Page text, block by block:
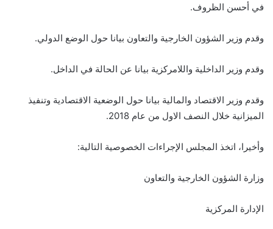
في أحسن الظروف.
وقدم وزير الشؤون الخارجية والتعاون بيانا حول الوضع الدولي.
وقدم وزير الداخلية واللامركزية بيانا عن الحالة في الداخل.
وقدم وزير الاقتصاد والمالية بيانا حول الوضعية الاقتصادية وتنفيذ
الميزانية خلال النصف الاول من عام 2018.
وأخيرا، اتخذ المجلس الإجراءات الخصوصية التالية:
وزارة الشؤون الخارجية والتعاون
الإدارة المركزية